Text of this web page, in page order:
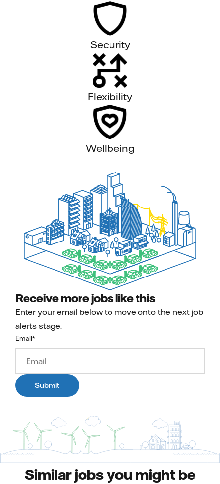
Security
Flexibility
Wellbeing
Receive more jobs like this
Enter your email below to move onto the next job
alerts stage.
Email*
Submit
Similar jobs you might be